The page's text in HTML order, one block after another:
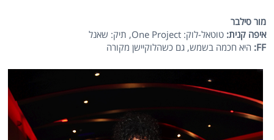
מור סילבר
איפה קנית: טוטאל-לוק: One Project, תיק: שאנל
FF
: היא חכמה בשמש, גם כשהלוקיישן מקורה